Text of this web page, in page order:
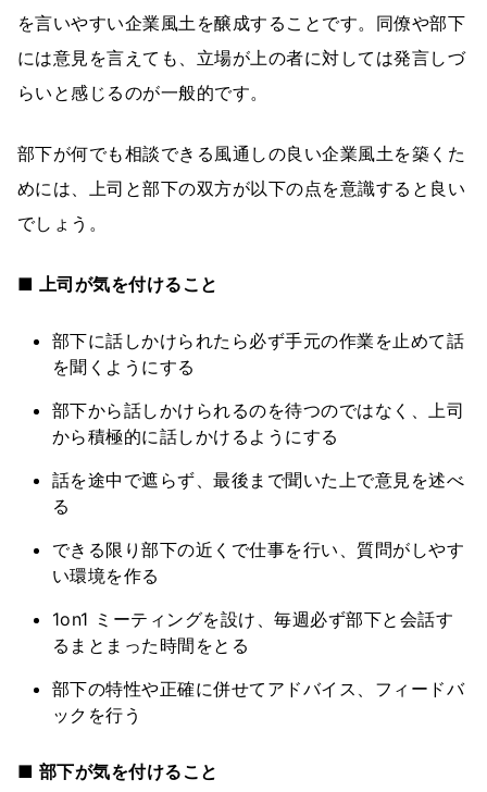
を言いやすい企業風土を醸成することです。同僚や部下
には意見を言えても、立場が上の者に対しては発言しづ
らいと感じるのが一般的です。
部下が何でも相談できる風通しの良い企業風土を築くた
めには、上司と部下の双方が以下の点を意識すると良い
でしょう。
■ 上司が気を付けること
部下に話しかけられたら必ず手元の作業を止めて話
を聞くようにする
部下から話しかけられるのを待つのではなく、上司
から積極的に話しかけるようにする
話を途中で遮らず、最後まで聞いた上で意見を述べ
る
できる限り部下の近くで仕事を行い、質問がしやす
い環境を作る
1on1 ミーティングを設け、毎週必ず部下と会話す
るまとまった時間をとる
部下の特性や正確に併せてアドバイス、フィードバ
ックを行う
■ 部下が気を付けること